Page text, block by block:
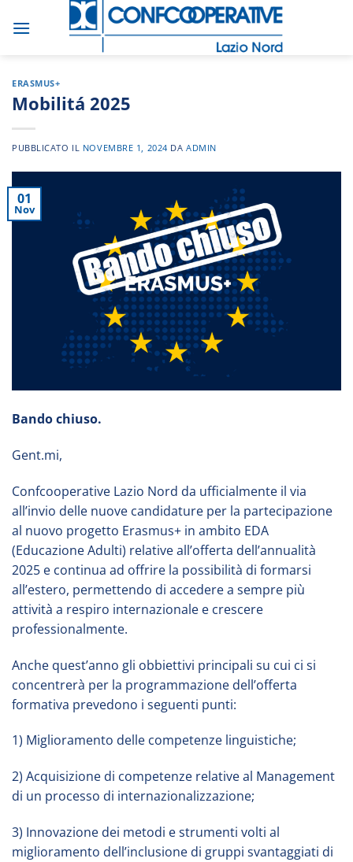
ERASMUS+
Mobilitá 2025
PUBBLICATO IL NOVEMBRE 1, 2024 DAADMIN
01
Nov
Bando chiuso.
Gent.mi,
Confcooperative Lazio Nord da ufficialmente il via
all’invio delle nuove candidature per la partecipazione
al nuovo progetto Erasmus+ in ambito EDA
(Educazione Adulti) relative all’offerta dell’annualità
2025 e continua ad offrire la possibilità di formarsi
all’estero, permettendo di accedere a sempre più
attività a respiro internazionale e crescere
professionalmente.
Anche quest’anno gli obbiettivi principali su cui ci si
concentrerà per la programmazione dell’offerta
formativa prevedono i seguenti punti:
1) Miglioramento delle competenze linguistiche;
2) Acquisizione di competenze relative al Management
di un processo di internazionalizzazione;
3) Innovazione dei metodi e strumenti volti al
miglioramento dell’inclusione di gruppi svantaggiati di